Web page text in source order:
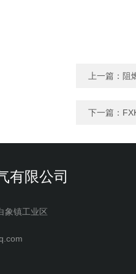
上一篇： 阻
下一篇：
有限公司
象镇工业区